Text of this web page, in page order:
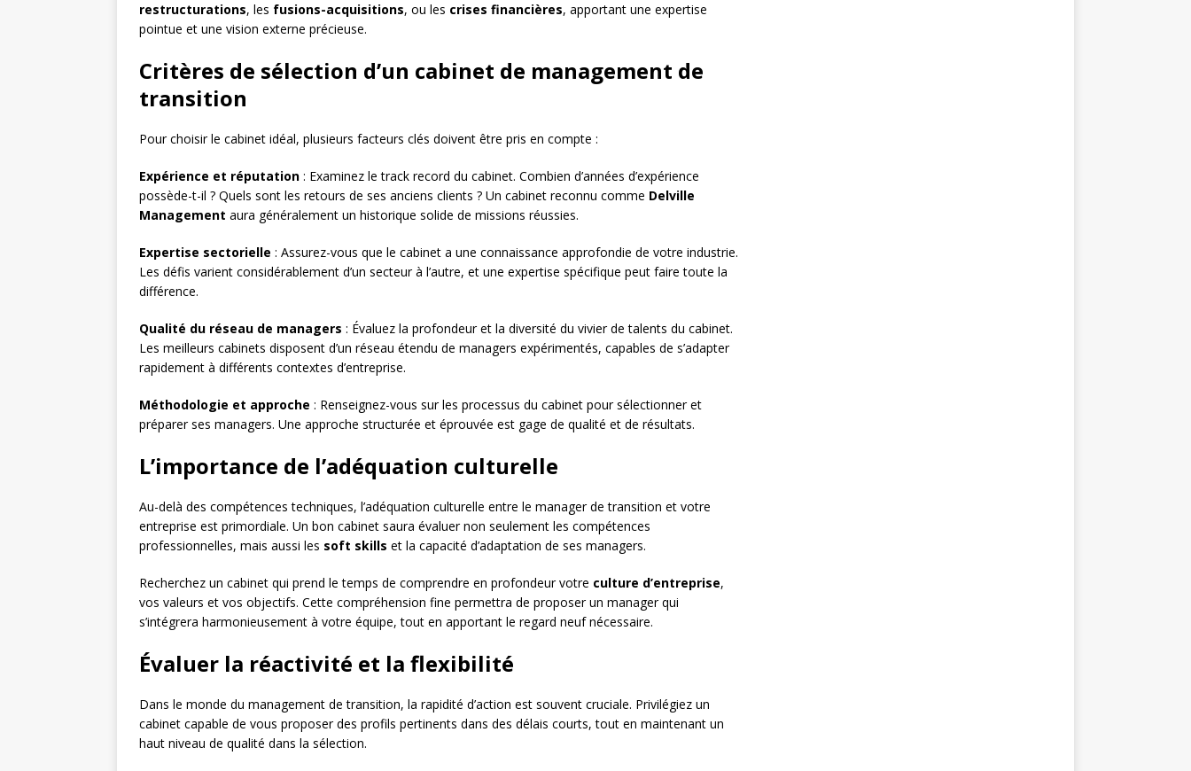
restructurations, les fusions-acquisitions, ou les crises financières, apportant une expertise
pointue et une vision externe précieuse.
Critères de sélection d’un cabinet de management de
transition
Pour choisir le cabinet idéal, plusieurs facteurs clés doivent être pris en compte :
Expérience et réputation : Examinez le track record du cabinet. Combien d’années d’expérience
possède-t-il ? Quels sont les retours de ses anciens clients ? Un cabinet reconnu comme Delville
Management aura généralement un historique solide de missions réussies.
Expertise sectorielle : Assurez-vous que le cabinet a une connaissance approfondie de votre industrie.
Les défis varient considérablement d’un secteur à l’autre, et une expertise spécifique peut faire toute la
différence.
Qualité du réseau de managers : Évaluez la profondeur et la diversité du vivier de talents du cabinet.
Les meilleurs cabinets disposent d’un réseau étendu de managers expérimentés, capables de s’adapter
rapidement à différents contextes d’entreprise.
Méthodologie et approche : Renseignez-vous sur les processus du cabinet pour sélectionner et
préparer ses managers. Une approche structurée et éprouvée est gage de qualité et de résultats.
L’importance de l’adéquation culturelle
Au-delà des compétences techniques, l’adéquation culturelle entre le manager de transition et votre
entreprise est primordiale. Un bon cabinet saura évaluer non seulement les compétences
professionnelles, mais aussi les soft skills et la capacité d’adaptation de ses managers.
Recherchez un cabinet qui prend le temps de comprendre en profondeur votre culture d’entreprise,
vos valeurs et vos objectifs. Cette compréhension fine permettra de proposer un manager qui
s’intégrera harmonieusement à votre équipe, tout en apportant le regard neuf nécessaire.
Évaluer la réactivité et la flexibilité
Dans le monde du management de transition, la rapidité d’action est souvent cruciale. Privilégiez un
cabinet capable de vous proposer des profils pertinents dans des délais courts, tout en maintenant un
haut niveau de qualité dans la sélection.